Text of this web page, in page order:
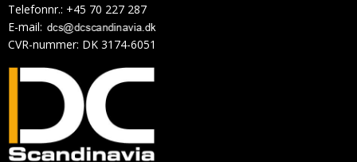
Telefonnr.: +45 70 227 287
E-mail:
CVR-nummer: DK 3174-6051